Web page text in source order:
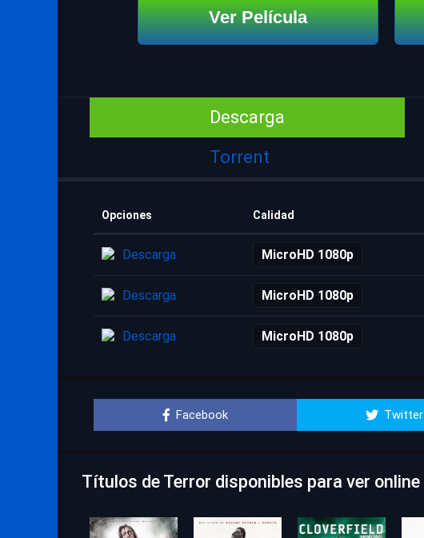
Ver Película
Descarga
Torrent
Opciones Calidad
Descarga MicroHD 1080p
Descarga MicroHD 1080p
Descarga MicroHD 1080p
Facebook Twitter
Títulos de Terror disponibles para ver online